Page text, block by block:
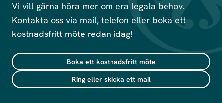
Vi vill gärna höra mer om era legala behov.
Kontakta oss via mail, telefon eller boka ett
kostnadsfritt möte redan idag!
Boka ett kostnadsfritt möte
Ring eller skicka ett mail